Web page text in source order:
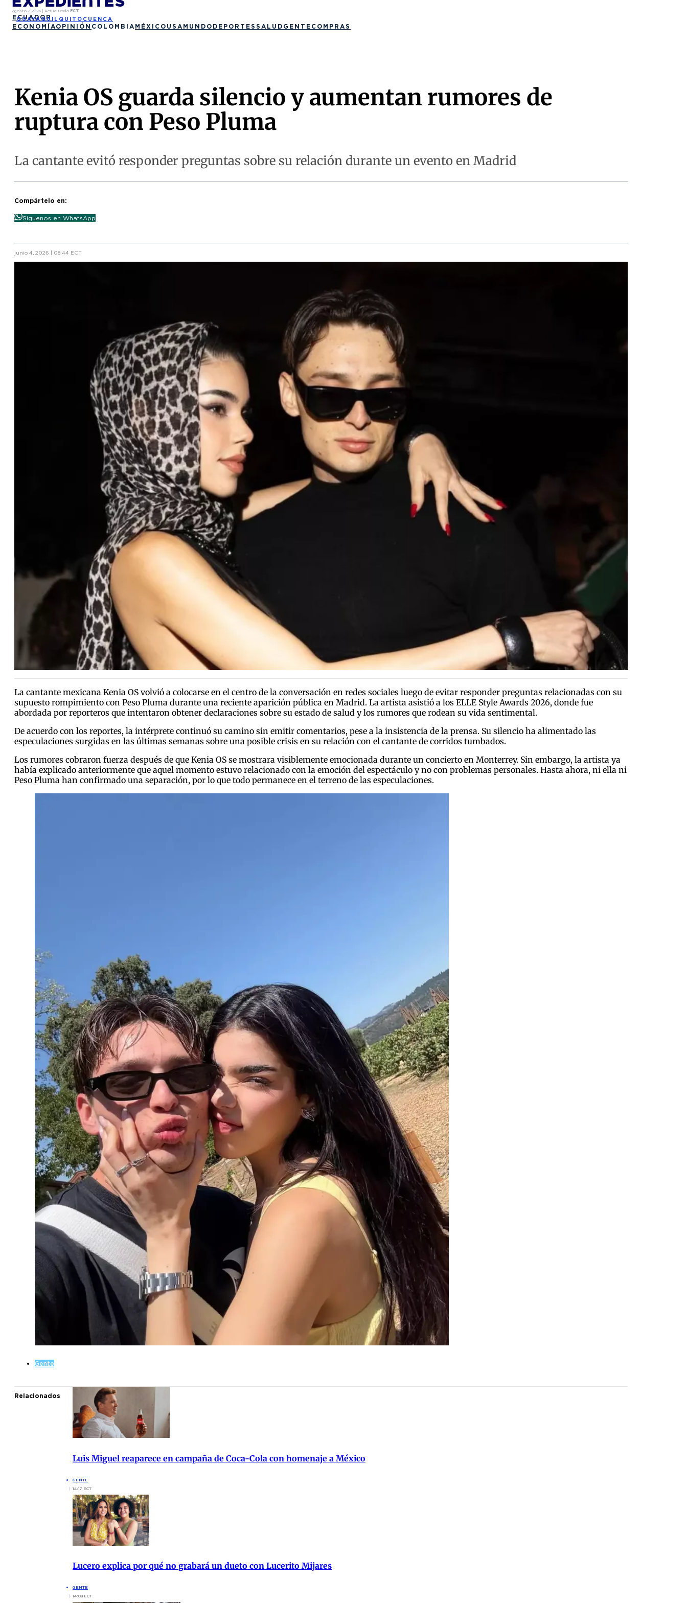
agosto 7, 2026 | Actualizado ECT
ECUADOR
GUAYAQUIL QUITO CUENCA
ECONOMÍAOPINIÓN COLOMBIA MÉXICO USA MUNDO DEPORTES SALUD GENTE COMPRAS
Kenia OS guarda silencio y aumentan rumores de
ruptura con Peso Pluma
La cantante evitó responder preguntas sobre su relación durante un evento en Madrid
Compártelo en:
Síguenos en WhatsApp
junio 4, 2026 | 08:44 ECT
La cantante mexicana Kenia OS volvió a colocarse en el centro de la conversación en redes sociales luego de evitar responder preguntas relacionadas con su
supuesto rompimiento con Peso Pluma durante una reciente aparición pública en Madrid. La artista asistió a los ELLE Style Awards 2026, donde fue
abordada por reporteros que intentaron obtener declaraciones sobre su estado de salud y los rumores que rodean su vida sentimental.
De acuerdo con los reportes, la intérprete continuó su camino sin emitir comentarios, pese a la insistencia de la prensa. Su silencio ha alimentado las
especulaciones surgidas en las últimas semanas sobre una posible crisis en su relación con el cantante de corridos tumbados.
Los rumores cobraron fuerza después de que Kenia OS se mostrara visiblemente emocionada durante un concierto en Monterrey. Sin embargo, la artista ya
había explicado anteriormente que aquel momento estuvo relacionado con la emoción del espectáculo y no con problemas personales. Hasta ahora, ni ella ni
Peso Pluma han confirmado una separación, por lo que todo permanece en el terreno de las especulaciones.
Gente
Relacionados
Luis Miguel reaparece en campaña de Coca-Cola con homenaje a México
GENTE
14:17 ECT
Lucero explica por qué no grabará un dueto con Lucerito Mijares
GENTE
14:08 ECT